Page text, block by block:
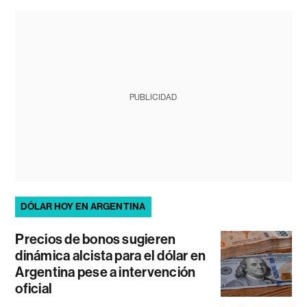
PUBLICIDAD
DÓLAR HOY EN ARGENTINA
Precios de bonos sugieren
dinámica alcista para el dólar en
Argentina pese a intervención
oficial